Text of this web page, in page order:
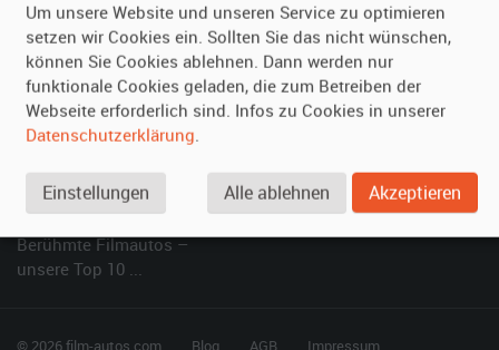
Vermieten
Oldtimer anmelden
Fotos senden
Fragen für Vermieter
Hilfe
Häufige Fragen (FAQ)
So funktioniert's
SPECIAL
Berühmte Filmautos –
unsere Top 10 ...
© 2026 film-autos.com Blog AGB Impressum
Um unsere Website und unseren Service zu optimieren
setzen wir Cookies ein. Sollten Sie das nicht wünschen,
können Sie Cookies ablehnen. Dann werden nur
funktionale Cookies geladen, die zum Betreiben der
Webseite erforderlich sind. Infos zu Cookies in unserer
Datenschutzerklärung.
Einstellungen Alle ablehnen Akzeptieren